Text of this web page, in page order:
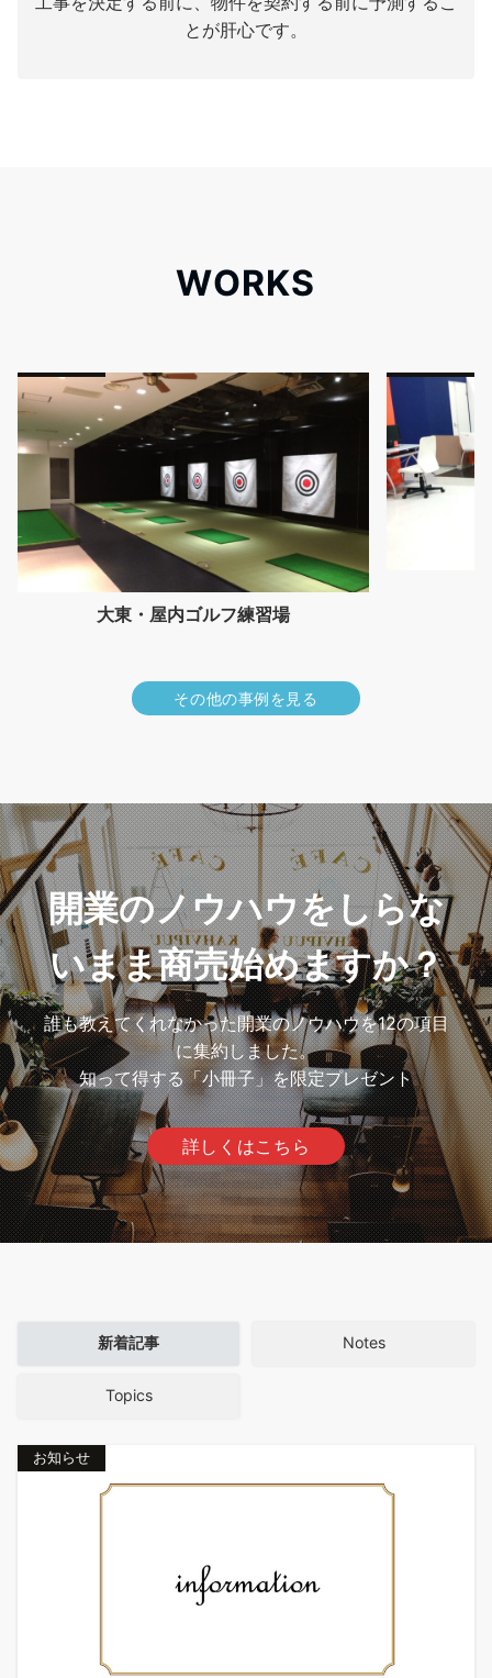
とが肝心です。
WORKS
大東・屋内ゴルフ練習場
その他の事例を見る
開業のノウハウをしらな
いまま商売始めますか？
誰も教えてくれなかった開業のノウハウを12の項目
に集約しました。
知って得する「小冊子」を限定プレゼント
詳しくはこちら
新着記事 Notes
Topics
お知らせ